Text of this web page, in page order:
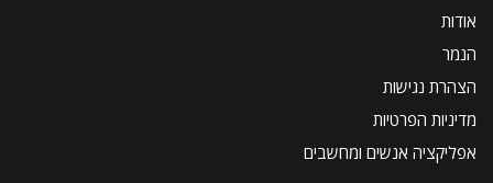
אודות
הנמר
הצהרת נגישות
מדיניות הפרטיות
אפליקציה אנשים ומחשבים